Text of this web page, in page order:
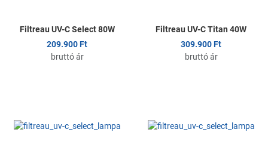
Filtreau UV-C Select 80W
209.900 Ft
bruttó ár
Filtreau UV-C Titan 40W
309.900 Ft
bruttó ár
Összehasonlítom